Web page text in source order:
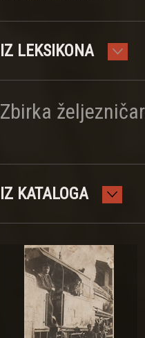
IZ LEKSIKONA
Zbirka
IZ KATALOGA